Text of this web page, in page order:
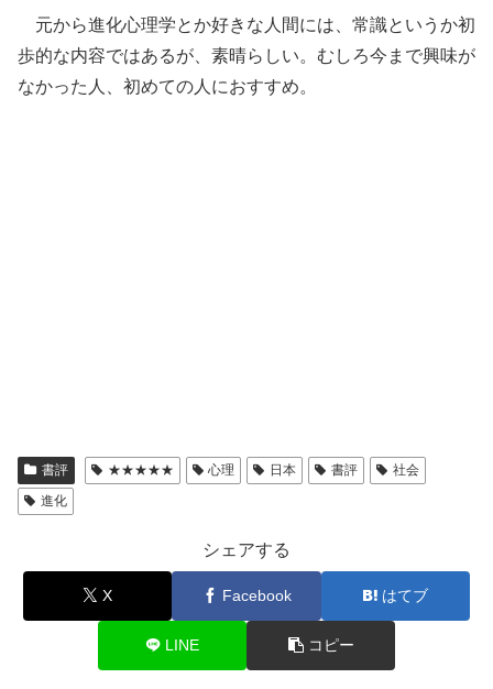
元から進化心理学とか好きな人間には、常識というか初
歩的な内容ではあるが、素晴らしい。むしろ今まで興味が
なかった人、初めての人におすすめ。
書評 ★★★★★ 心理 日本 書評
社会
進化
シェアする
X Facebook はてブ
LINE コピー